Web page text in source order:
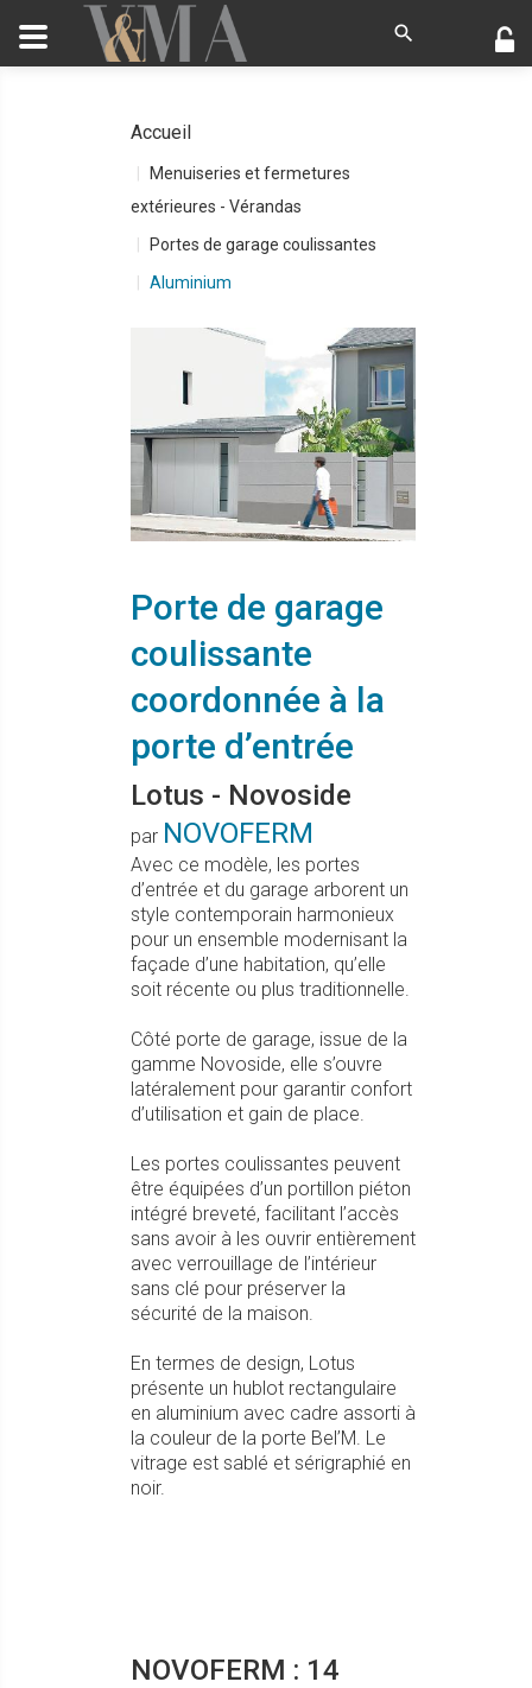
Accueil
Menuiseries et fermetures
extérieures - Vérandas
Portes de garage coulissantes
Aluminium
Porte de garage
coulissante
coordonnée à la
porte d’entrée
Lotus - Novoside
par NOVOFERM
Avec ce modèle, les portes
d’entrée et du garage arborent un
style contemporain harmonieux
pour un ensemble modernisant la
façade d’une habitation, qu’elle
soit récente ou plus traditionnelle.
Côté porte de garage, issue de la
gamme Novoside, elle s’ouvre
latéralement pour garantir confort
d’utilisation et gain de place.
Les portes coulissantes peuvent
être équipées d’un portillon piéton
intégré breveté, facilitant l’accès
sans avoir à les ouvrir entièrement
avec verrouillage de l’intérieur
sans clé pour préserver la
sécurité de la maison.
En termes de design, Lotus
présente un hublot rectangulaire
en aluminium avec cadre assorti à
la couleur de la porte Bel’M. Le
vitrage est sablé et sérigraphié en
noir.
NOVOFERM : 14